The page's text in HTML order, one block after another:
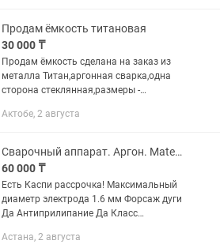
Продам ёмкость титановая
30 000 ₸
Продам ёмкость сделана на заказ из
металла Титан,аргонная сварка,одна
сторона стеклянная,размеры -
43 см ,,,
Актобе, 2 августа
Сварочный аппарат. Аргон. Mateus ms08901(Tig/mma200)
60 000 ₸
Есть Каспи рассрочка! Максимальный
диаметр электрода 1.6 мм Форсаж дуги
Да Антиприлипание Да Класс
Длина кабеля 2.0 м Размеры 43х31х24
Астана, 2 августа